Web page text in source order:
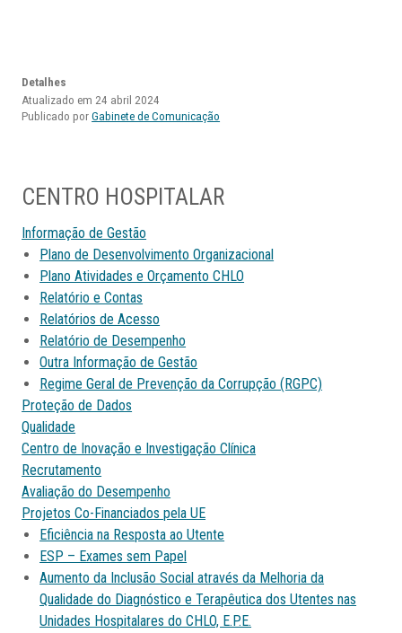
Detalhes
Atualizado em 24 abril 2024
Publicado porGabinete de Comunicação
CENTRO HOSPITALAR
Informação de Gestão
Plano de Desenvolvimento Organizacional
Plano Atividades e Orçamento CHLO
Relatório e Contas
Relatórios de Acesso
Relatório de Desempenho
Outra Informação de Gestão
Regime Geral de Prevenção da Corrupção (RGPC)
Proteção de Dados
Qualidade
Centro de Inovação e Investigação Clínica
Recrutamento
Avaliação do Desempenho
Projetos Co-Financiados pela UE
Eficiência na Resposta ao Utente
ESP – Exames sem Papel
Aumento da Inclusão Social através da Melhoria da
Qualidade do Diagnóstico e Terapêutica dos Utentes nas
Unidades Hospitalares do CHLO, E.P.E.